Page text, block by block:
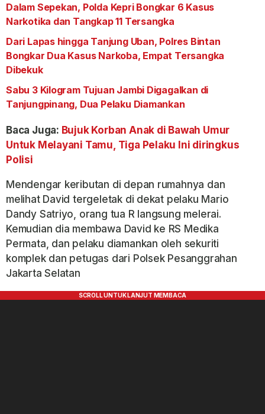
Dalam Sepekan, Polda Kepri Bongkar 6 Kasus
Narkotika dan Tangkap 11 Tersangka
Dari Lapas hingga Tanjung Uban, Polres Bintan
Bongkar Dua Kasus Narkoba, Empat Tersangka
Dibekuk
Sabu 3 Kilogram Tujuan Jambi Digagalkan di
Tanjungpinang, Dua Pelaku Diamankan
Baca Juga: Bujuk Korban Anak di Bawah Umur
Untuk Melayani Tamu, Tiga Pelaku Ini diringkus
Polisi
Mendengar keributan di depan rumahnya dan
melihat David tergeletak di dekat pelaku Mario
Dandy Satriyo, orang tua R langsung melerai.
Kemudian dia membawa David ke RS Medika
Permata, dan pelaku diamankan oleh sekuriti
komplek dan petugas dari Polsek Pesanggrahan
Jakarta Selatan